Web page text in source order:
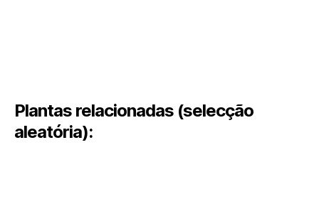
Plantas relacionadas (selecção
aleatória):